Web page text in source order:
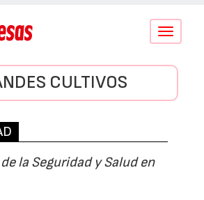
Conmutar
CULTIVOS
la Seguridad y Salud en